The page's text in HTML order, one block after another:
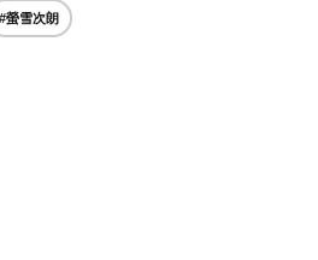
#螢雪次朗